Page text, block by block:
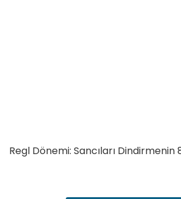
Regl Dönemi: Sancıları Dindirmenin